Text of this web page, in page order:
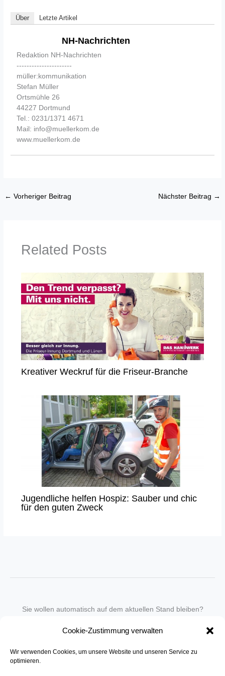
Cookie-Zustimmung verwalten
Wir verwenden Cookies, um unsere Website und unseren Service zu
optimieren.
Über Letzte Artikel
NH-Nachrichten
Redaktion NH-Nachrichten
----------------------
müller:kommunikation
Stefan Müller
Ortsmühle 26
44227 Dortmund
Tel.: 0231/1371 4671
Mail: info@muellerkom.de
www.muellerkom.de
← Vorheriger Beitrag Nächster Beitrag →
Related Posts
Kreativer Weckruf für die Friseur-Branche
Jugendliche helfen Hospiz: Sauber und chic
für den guten Zweck
Sie wollen automatisch auf dem aktuellen Stand bleiben?
in unseren Newsletter-Service auf.
Senden Sie für ein Angebot einfach eine